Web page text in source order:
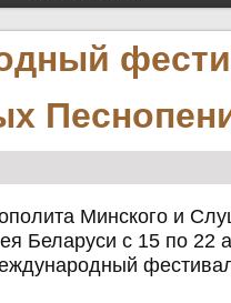
Минского и
Беларуси с 15 по 22